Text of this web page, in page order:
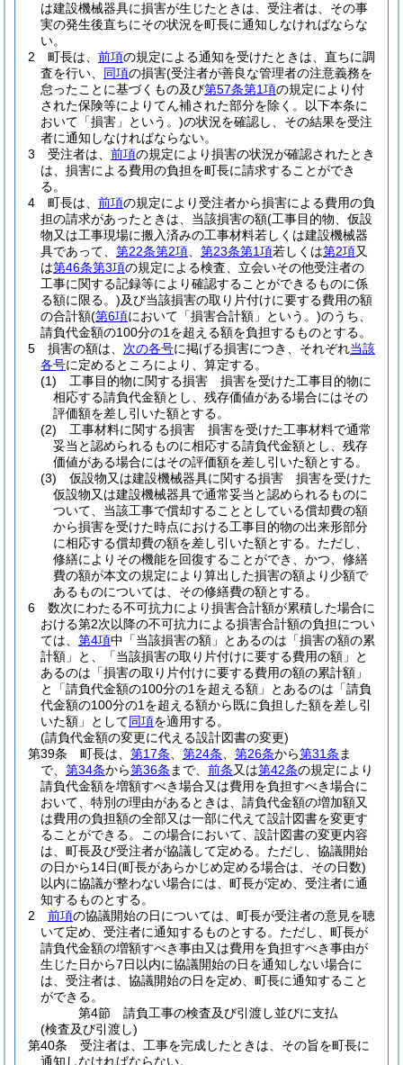
は建設機械器具に損害が生じたときは、受注者は、その事
実の発生後直ちにその状況を町長に通知しなければならな
い。
2
町長は、 前項の規定による通知を受けたときは、直ちに調
査を行い、 同項の損害(受注者が善良な管理者の注意義務を
怠ったことに基づくもの及び第57条第1項の規定により付
された保険等によりてん補された部分を除く。以下本条に
おいて「損害」という。)の状況を確認し、その結果を受注
者に通知しなければならない。
3
受注者は、 前項の規定により損害の状況が確認されたとき
は、損害による費用の負担を町長に請求することができ
る。
4
町長は、 前項の規定により受注者から損害による費用の負
担の請求があったときは、当該損害の額(工事目的物、仮設
物又は工事現場に搬入済みの工事材料若しくは建設機械器
具であって、 第22条第2項 第23条第1項若しくは第2項又
は第46条第3項の規定による検査、立会いその他受注者の
工事に関する記録等により確認することができるものに係
る額に限る。)及び当該損害の取り片付けに要する費用の額
の合計額(第6項において「損害合計額」という。)のうち、
請負代金額の100分の1を超える額を負担するものとする。
5
損害の額は、 次の各号に掲げる損害につき、それぞれ当該
各号に定めるところにより、算定する。
(1)
工事目的物に関する損害 損害を受けた工事目的物に
相応する請負代金額とし、残存価値がある場合にはその
評価額を差し引いた額とする。
(2)
工事材料に関する損害 損害を受けた工事材料で通常
妥当と認められるものに相応する請負代金額とし、残存
価値がある場合にはその評価額を差し引いた額とする。
(3)
仮設物又は建設機械器具に関する損害 損害を受けた
仮設物又は建設機械器具で通常妥当と認められるものに
ついて、当該工事で償却することとしている償却費の額
から損害を受けた時点における工事目的物の出来形部分
に相応する償却費の額を差し引いた額とする。 ただし、
修繕によりその機能を回復することができ、かつ、修繕
費の額が本文の規定により算出した損害の額より少額で
あるものについては、その修繕費の額とする。
6
数次にわたる不可抗力により損害合計額が累積した場合に
おける第2次以降の不可抗力による損害合計額の負担につい
ては、 第4項中「当該損害の額」とあるのは「損害の額の累
計額」と、「当該損害の取り片付けに要する費用の額」と
あるのは「損害の取り片付けに要する費用の額の累計額」
と「請負代金額の100分の1を超える額」とあるのは「請負
代金額の100分の1を超える額から既に負担した額を差し引
いた額」として同項を適用する。
(請負代金額の変更に代える設計図書の変更)
第39条
町長は、 第17条 第24条 第26条から第31条 ま
で、 第34条から第36条 まで、 前条又は第42条の規定により
請負代金額を増額すべき場合又は費用を負担すべき場合に
おいて、特別の理由があるときは、請負代金額の増加額又
は費用の負担額の全部又は一部に代えて設計図書を変更す
ることができる。
この場合において、設計図書の変更内容
は、町長及び受注者が協議して定める。 ただし、協議開始
の日から14日(町長があらかじめ定める場合は、その日数)
以内に協議が整わない場合には、町長が定め、受注者に通
知するものとする。
2
前項の協議開始の日については、町長が受注者の意見を聴
いて定め、受注者に通知するものとする。 ただし、町長が
請負代金額の増額すべき事由又は費用を負担すべき事由が
生じた日から7日以内に協議開始の日を通知しない場合に
は、受注者は、協議開始の日を定め、町長に通知すること
ができる。
第4節
請負工事の検査及び引渡し並びに支払
(検査及び引渡し)
第40条
受注者は、工事を完成したときは、その旨を町長に
通知しなければならない。